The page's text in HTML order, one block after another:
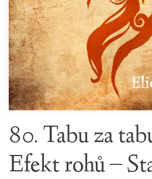
80. Tabu za
Efekt rohů –